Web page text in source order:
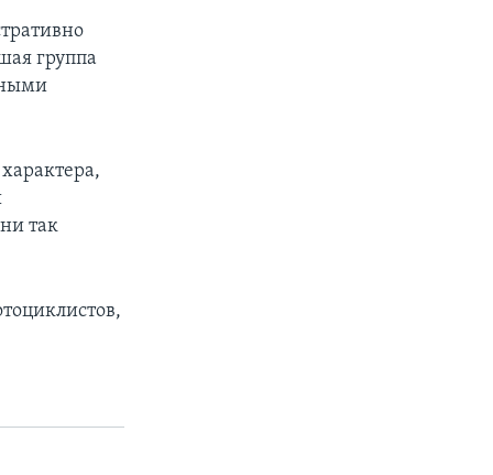
группа
так